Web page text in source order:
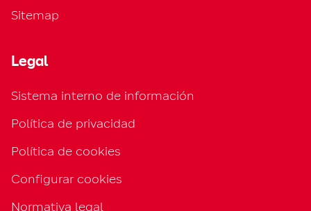
Sitemap
Legal
Sistema interno de información
Política de privacidad
Política de cookies
Configurar cookies
Normativa legal